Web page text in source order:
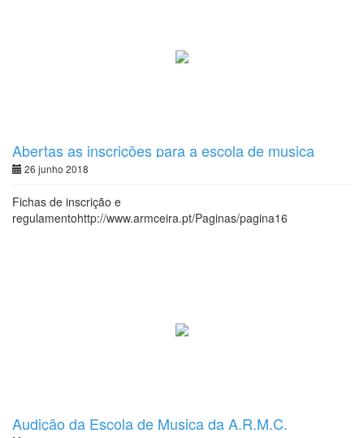
Abertas as inscrições para a escola de musica
26 junho 2018
Fichas de inscrição e
regulamentohttp://www.armceira.pt/Paginas/pagina16
Audição da Escola de Musica da A.R.M.C.